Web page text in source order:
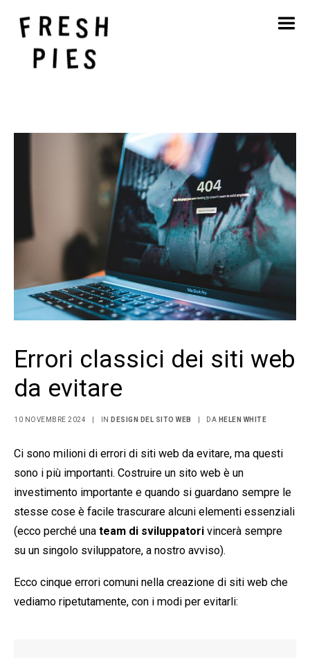
Casa
Errori classici dei siti web
da evitare
10 NOVEMBRE 2024 IN DESIGN DEL SITO WEB DA HELEN WHITE
Ci sono milioni di errori di siti web da evitare, ma questi
sono i più importanti. Costruire un sito web è un
investimento importante e quando si guardano sempre le
stesse cose è facile trascurare alcuni elementi essenziali
(ecco perché una team di sviluppatori vincerà sempre
su un singolo sviluppatore, a nostro avviso).
Ecco cinque errori comuni nella creazione di siti web che
vediamo ripetutamente, con i modi per evitarli: